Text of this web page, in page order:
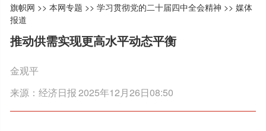
旗帜网 >>本网专题 >>学习贯彻党的二十届四中全会精神 >>媒体
报道
推动供需实现更高水平动态平衡
金观平
来源：经济日报2025年12月26日08:50